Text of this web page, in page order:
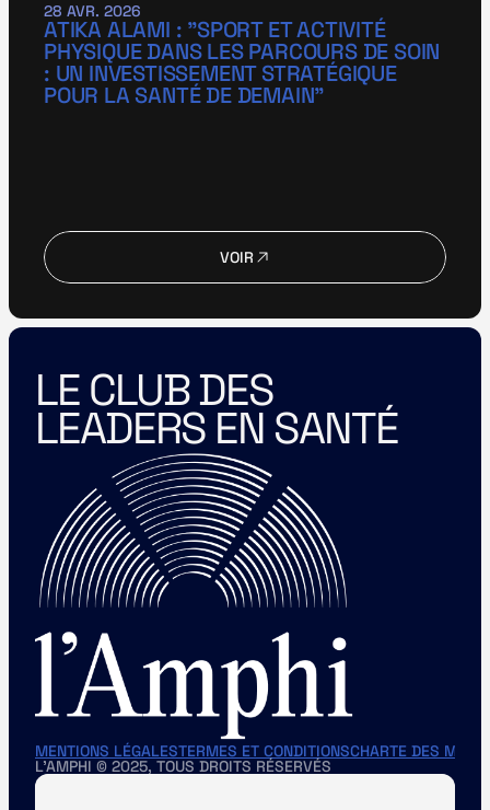
28 AVR. 2026
ATIKA ALAMI : "SPORT ET ACTIVITÉ
PHYSIQUE DANS LES PARCOURS DE SOIN
: UN INVESTISSEMENT STRATÉGIQUE
POUR LA SANTÉ DE DEMAIN"
VOIR
MENTIONS LÉGALESTERMES ET CONDITIONSCHARTE DES
L'AMPHI © 2025, TOUS DROITS RÉSERVÉS
LE CLUB DES
LEADERS EN SANTÉ